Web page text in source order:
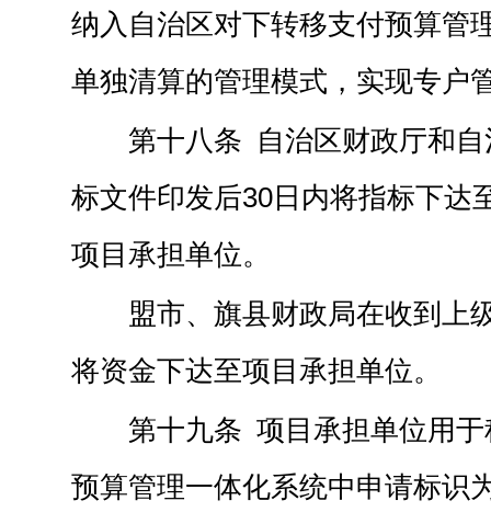
纳入自治区对下转移支付预算管
单独清算的管理模式，实现专户
第十八条 自治区财政厅和
标文件印发后30日内将指标下达
项目承担单位。
盟市、旗县财政局在收到上
将资金下达至项目承担单位。
第十九条 项目承担单位用
预算管理一体化系统中申请标识